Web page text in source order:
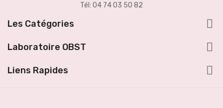
Tél: 04 74 03 50 82
Les Catégories 
Laboratoire OBST 
Liens Rapides 